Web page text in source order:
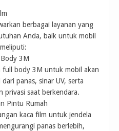
berbagai layanan yang
Anda, baik untuk mobil
3M
full body 3M untuk mobil akan
panas, sinar UV, serta
privasi saat berkendara.
Pintu Rumah
kaca film untuk jendela
panas berlebih,